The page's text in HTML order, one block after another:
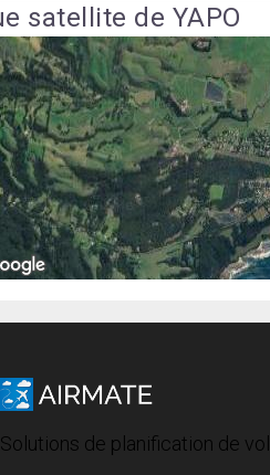
satellite de YAPO
Solutions de planification de vol